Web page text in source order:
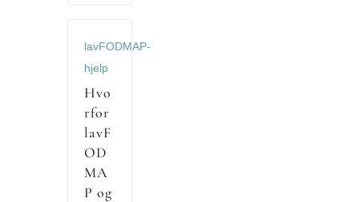
lavFODMAP-
hjelp
Hvo
rfor
lavF
OD
MA
P og